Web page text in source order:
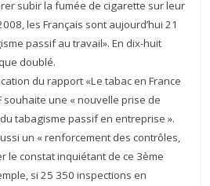
subir la fumée de cigarette sur leur
les Français sont aujourd’hui 21
passif au travail». En dix-huit
doublé.
du rapport «Le tabac en France
souhaite une « nouvelle prise de
tabagisme passif en entreprise ».
un « renforcement des contrôles,
le constat inquiétant de ce 3ème
si 25 350 inspections en